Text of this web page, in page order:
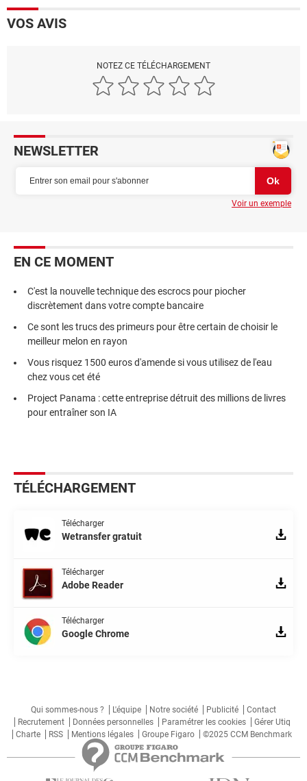
VOS AVIS
NOTEZ CE TÉLÉCHARGEMENT
NEWSLETTER
Voir un exemple
EN CE MOMENT
C'est la nouvelle technique des escrocs pour piocher
discrètement dans votre compte bancaire
Ce sont les trucs des primeurs pour être certain de choisir le
meilleur melon en rayon
Vous risquez 1500 euros d'amende si vous utilisez de l'eau
chez vous cet été
Project Panama : cette entreprise détruit des millions de livres
pour entraîner son IA
TÉLÉCHARGEMENT
Télécharger
Wetransfer gratuit
Télécharger
Adobe Reader
Télécharger
Google Chrome
Qui sommes-nous ? L'équipe Notre société Publicité
Contact
Recrutement
Données personnelles Paramétrer les cookies
Gérer Utiq
Charte
RSS Mentions légales Groupe Figaro ©2025 CCM Benchmark